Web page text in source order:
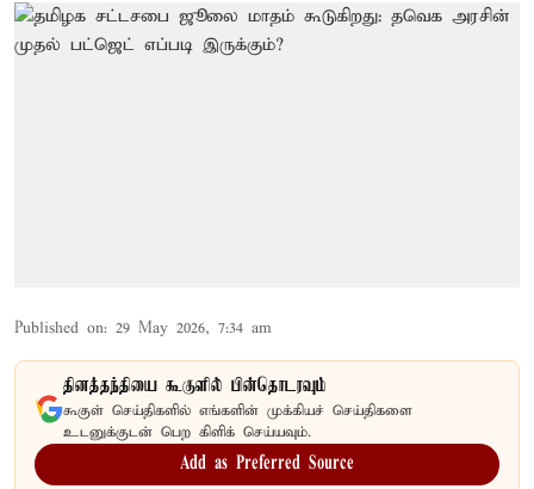
Published on: 29 May 2026, 7:34 am
தினத்தந்தியை கூகுளில் பின்தொடரவும்
கூகுள் செய்திகளில் எங்களின் முக்கியச் செய்திகளை
உடனுக்குடன் பெற கிளிக் செய்யவும்.
Add as Preferred Source